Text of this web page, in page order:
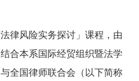
律风险实务探讨」课程，由
合本系国际经贸组织暨法学
全国律师联合会（以下简称